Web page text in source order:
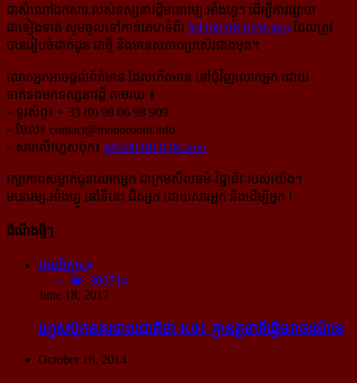
ជាសំណៅឯកសារ របស់ទស្សនាវដ្ដីមនោរម្យ.អាំងហ្វូ។ ដើម្បីការផ្សាយ
ជាទៀងទាត់ សូមចូលទៅកាន់​គេហទំព័រ MONOROOM.info ដែលត្រូវ
បានរៀបចំដាក់ជូន ជាថ្មី និងមានសភាពប្រសើរជាងមុន។
លោកអ្នកអាចផ្ដល់ព័ត៌មាន ដែលកើតមាន នៅជុំវិញលោកអ្នក ដោយ
ទាក់ទងមកទស្សនាវដ្ដី តាមរយៈ៖
» ទូរស័ព្ទ៖ + 33 (0) 98 06 98 909
» មែល៖ contact@monoroom.info
» សារលើហ្វេសប៊ុក៖ MONOROOM.info
រក្សាភាពសម្ងាត់ជូនលោកអ្នក ជាក្រមសីលធម៌-​វិជ្ជាជីវៈ​របស់យើង។
មនោរម្យ.អាំងហ្វូ នៅទីនេះ ជិតអ្នក ដោយសារអ្នក និងដើម្បីអ្នក !
ដំណឹងថ្មីៗ
អានពិស្ដារ
300714
June 18, 2017
ហ្វេសប៊ុក​នគរបាល​ជាតិ​ថា K01 គ្មាន​តួនាទី​ធ្វើ​ចរាចរណ៍​ទេ
October 16, 2014